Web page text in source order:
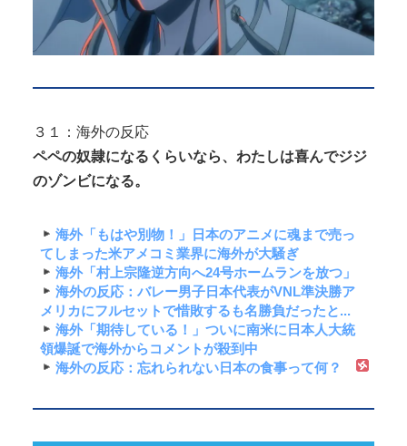
３１：海外の反応
ペペの奴隷になるくらいなら、わたしは喜んでジジ
のゾンビになる。
海外「もはや別物！」日本のアニメに魂まで売っ
てしまった米アメコミ業界に海外が大騒ぎ
海外「村上宗隆逆方向へ24号ホームランを放つ」
海外の反応：バレー男子日本代表がVNL準決勝ア
メリカにフルセットで惜敗するも名勝負だったと...
海外「期待している！」ついに南米に日本人大統
領爆誕で海外からコメントが殺到中
海外の反応：忘れられない日本の食事って何？